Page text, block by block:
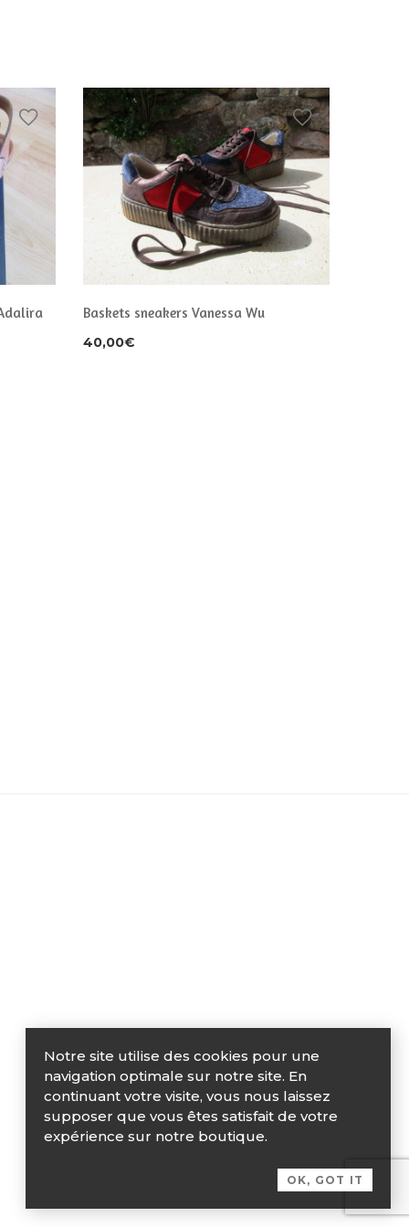
Baskets sneakers Vanessa Wu
40,00€
Notre site utilise des cookies pour une
navigation optimale sur notre site. En
continuant votre visite, vous nous laissez
supposer que vous êtes satisfait de votre
expérience sur notre boutique.
OK, GOT IT